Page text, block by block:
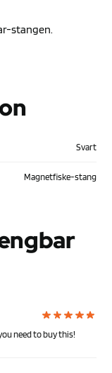
stangen.
Svart
Magnetfiske-stang
need to buy this!